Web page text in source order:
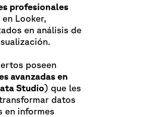
profesionales
en Looker,
en análisis de
poseen
avanzadas en
Studio) que les
datos
en informes